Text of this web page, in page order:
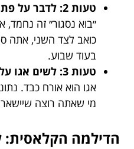
טעות 2: לדבר על פתרון לפני שהגדרת בעיה
״בוא נסגור״ זה
כואב לצד השני, אתה
בעוד שבוע.
טעות 3: לשים אגו על השולחן במקום נתונים
אגו הוא אורח כבד.
מי שאתה רוצה
הדילמה הקלאסית: